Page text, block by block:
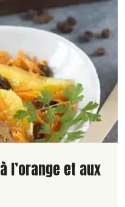
l’orange et aux